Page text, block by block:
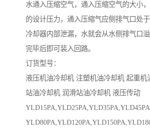
水通入压缩空气，通入压缩空气的大小
的设计压力，通入压缩气应侧排气口处
冷却器内部泄漏，水就会从水侧排气口
完毕后即可装入回路。
订货型号：
液压机油冷却机 注塑机油冷却机 起重机
站油冷却机 润滑站油冷却机 液压传动